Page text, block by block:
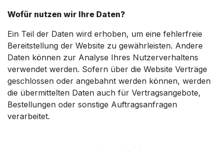
Wofür nutzen wir Ihre Daten?
Ein Teil der Daten wird erhoben, um eine fehlerfreie
Bereitstellung der Website zu gewährleisten. Andere
Daten können zur Analyse Ihres Nutzerverhaltens
verwendet werden. Sofern über die Website Verträge
geschlossen oder angebahnt werden können, werden
die übermittelten Daten auch für Vertragsangebote,
Bestellungen oder sonstige Auftragsanfragen
verarbeitet.